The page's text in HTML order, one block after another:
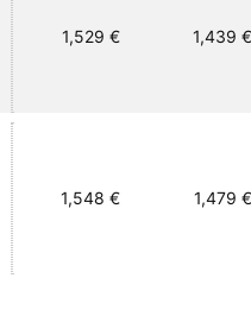
1,529 € 1,439 €
1,548 € 1,479 €